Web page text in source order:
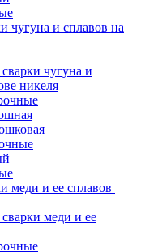
чугуна и сплавов на
чугуна и
никеля
меди и ее сплавов
меди и ее